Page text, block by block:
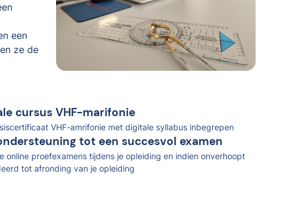
een
ze de
cursus VHF-marifonie
VHF-amrifonie met digitale syllabus inbegrepen
tot een succesvol examen
online proefexamens tijdens je opleiding en indien onverhoopt
tot afronding van je opleiding